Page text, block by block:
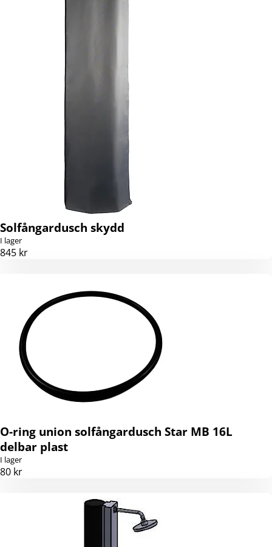
Solfångardusch skydd
I lager
845 kr
O-ring union solfångardusch Star MB 16L
delbar plast
I lager
80 kr